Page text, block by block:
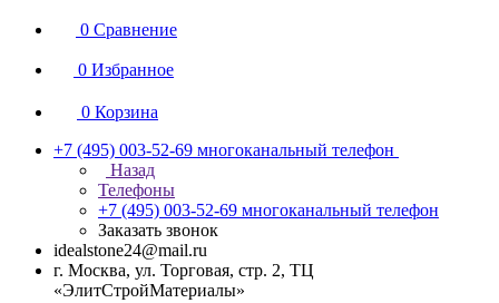
0 Сравнение
0 Избранное
0 Корзина
+7 (495) 003-52-69 многоканальный телефон
Назад
Телефоны
+7 (495) 003-52-69 многоканальный телефон
Заказать звонок
idealstone24@mail.ru
г. Москва, ул. Торговая, стр. 2, ТЦ
«ЭлитСтройМатериалы»